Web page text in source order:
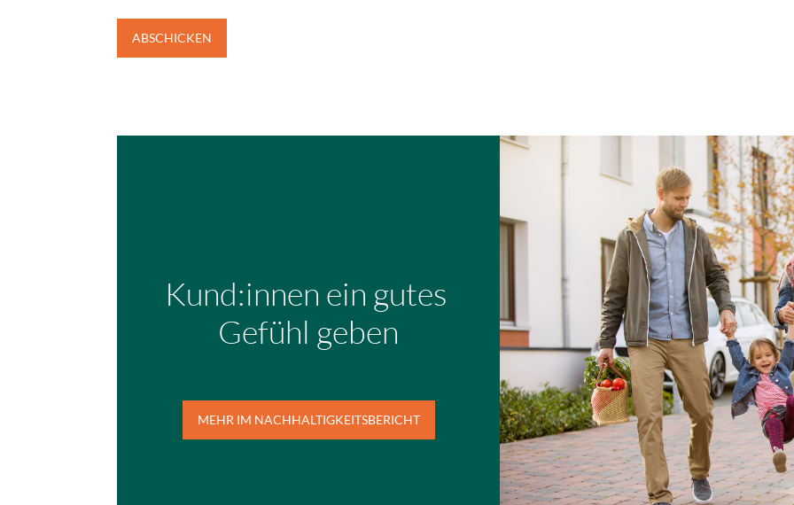
Kund:innen ein gutes
Gefühl geben
MEHR IM NACHHALTIGKEITSBERICHT
Speichert die
Besucher, welche
zugelassen werden
Cookie Laufzeit:
1 Jahr
EXTERNE MEDIEN
Inhalte von
Plattformen werden
Cookies von externen
der Zugriff auf diese
Einwilligung mehr.
Google Maps
Anbieter: